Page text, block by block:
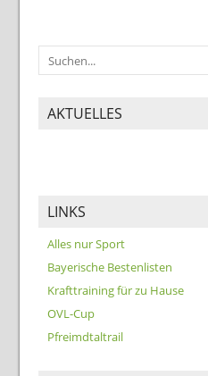
AKTUELLES
LINKS
Alles nur Sport
Bayerische Bestenlisten
Krafttraining für zu Hause
OVL-Cup
Pfreimdtaltrail